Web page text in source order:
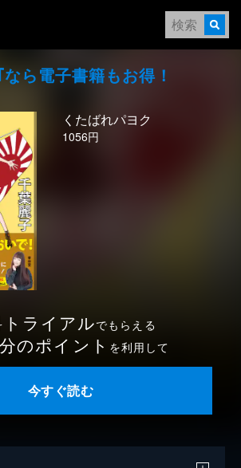
なら電⼦書籍もお得！
くたばれパヨク
1056円
ライアルでもらえる
のポイント を利用して
今すぐ読む